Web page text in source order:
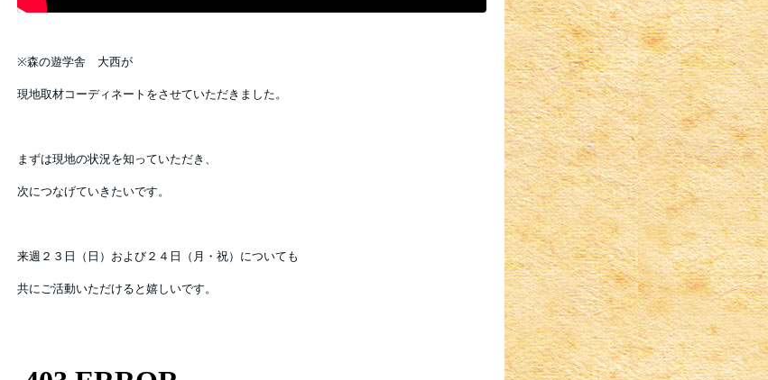
※森の遊学舎 大西が
現地取材コーディネートをさせていただきました。
まずは現地の状況を知っていただき、
次につなげていきたいです。
来週２３日（日）および２４日（月・祝）についても
共にご活動いただけると嬉しいです。